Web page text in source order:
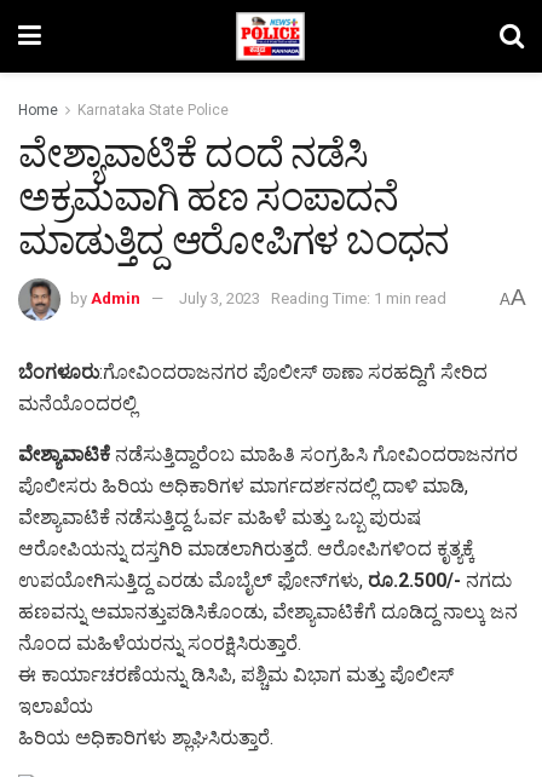
Home Karnataka State Police
ವೇಶ್ಯಾವಾಟಿಕೆ ದಂದೆ ನಡೆಸಿ
ಅಕ್ರಮವಾಗಿ ಹಣ ಸಂಪಾದನೆ
ಮಾಡುತ್ತಿದ್ದ ಆರೋಪಿಗಳ ಬಂಧನ
by Admin July 3, 2023 Reading Time: 1 min read AA
ಬೆಂಗಳೂರು:ಗೋವಿಂದರಾಜನಗರ ಪೊಲೀಸ್ ಠಾಣಾ ಸರಹದ್ದಿಗೆ ಸೇರಿದ
ಮನೆಯೊಂದರಲ್ಲಿ
ವೇಶ್ಯಾವಾಟಿಕೆ ನಡೆಸುತ್ತಿದ್ದಾರೆಂಬ ಮಾಹಿತಿ ಸಂಗ್ರಹಿಸಿ ಗೋವಿಂದರಾಜನಗರ
ಪೊಲೀಸರು ಹಿರಿಯ ಅಧಿಕಾರಿಗಳ ಮಾರ್ಗದರ್ಶನದಲ್ಲಿ ದಾಳಿ ಮಾಡಿ,
ವೇಶ್ಯಾವಾಟಿಕೆ ನಡೆಸುತ್ತಿದ್ದ ಓರ್ವ ಮಹಿಳೆ ಮತ್ತು ಒಬ್ಬ ಪುರುಷ
ಆರೋಪಿಯನ್ನು ದಸ್ತಗಿರಿ ಮಾಡಲಾಗಿರುತ್ತದೆ. ಆರೋಪಿಗಳಿಂದ ಕೃತ್ಯಕ್ಕೆ
ಉಪಯೋಗಿಸುತ್ತಿದ್ದ ಎರಡು ಮೊಬೈಲ್ ಫೋನ್‌ಗಳು, ರೂ.2.500/- ನಗದು
ಹಣವನ್ನು ಅಮಾನತ್ತುಪಡಿಸಿಕೊಂಡು, ವೇಶ್ಯಾವಾಟಿಕೆಗೆ ದೂಡಿದ್ದ ನಾಲ್ಕು ಜನ
ನೊಂದ ಮಹಿಳೆಯರನ್ನು ಸಂರಕ್ಷಿಸಿರುತ್ತಾರೆ.
ಈ ಕಾರ್ಯಾಚರಣೆಯನ್ನು ಡಿಸಿಪಿ, ಪಶ್ಚಿಮ ವಿಭಾಗ ಮತ್ತು ಪೊಲೀಸ್
ಇಲಾಖೆಯ
ಹಿರಿಯ ಅಧಿಕಾರಿಗಳು ಶ್ಲಾಘಿಸಿರುತ್ತಾರೆ.